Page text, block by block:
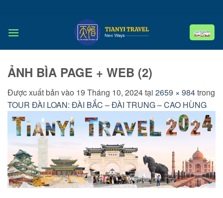
nội
ẢNH BÌA PAGE + WEB (2)
Được xuất bản vào 19 Tháng 10, 2024tại 2659 × 984trong
TOUR ĐÀI LOAN: ĐÀI BẮC – ĐÀI TRUNG – CAO HÙNG